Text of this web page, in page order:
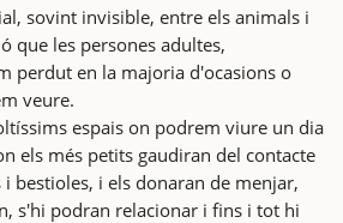
sovint invisible, entre els animals i
que les persones adultes,
perdut en la majoria d'ocasions o
veure.
espais on podrem viure un dia
els més petits gaudiran del contacte
bestioles, i els donaran de menjar,
s'hi podran relacionar i fins i tot hi